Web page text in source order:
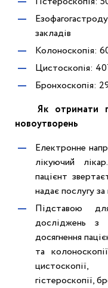
закладів
Колоноскопія:
Цистоскопія:
Бронхоскопія:
Як отримати
новоутворень
Електронне
лікуючий
пацієнт
надає послугу
Підставою
досліджень з
досягнення
та
цистоскопії,
гістероскопії,